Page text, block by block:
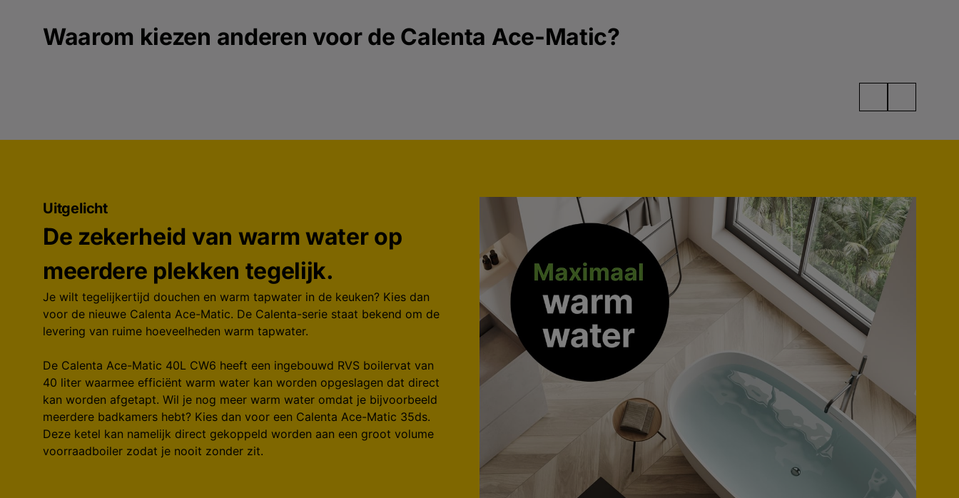
Waarom kiezen anderen voor de Calenta Ace-Matic?
Uitgelicht
De zekerheid van warm water op
meerdere plekken tegelijk.
Je wilt tegelijkertijd douchen en warm tapwater in de keuken? Kies dan
voor de nieuwe Calenta Ace-Matic. De Calenta-serie staat bekend om de
levering van ruime hoeveelheden warm tapwater.
De Calenta Ace-Matic 40L CW6 heeft een ingebouwd RVS boilervat van
40 liter waarmee efficiënt warm water kan worden opgeslagen dat direct
kan worden afgetapt. Wil je nog meer warm water omdat je bijvoorbeeld
meerdere badkamers hebt? Kies dan voor een Calenta Ace-Matic 35ds.
Deze ketel kan namelijk direct gekoppeld worden aan een groot volume
voorraadboiler zodat je nooit zonder zit.